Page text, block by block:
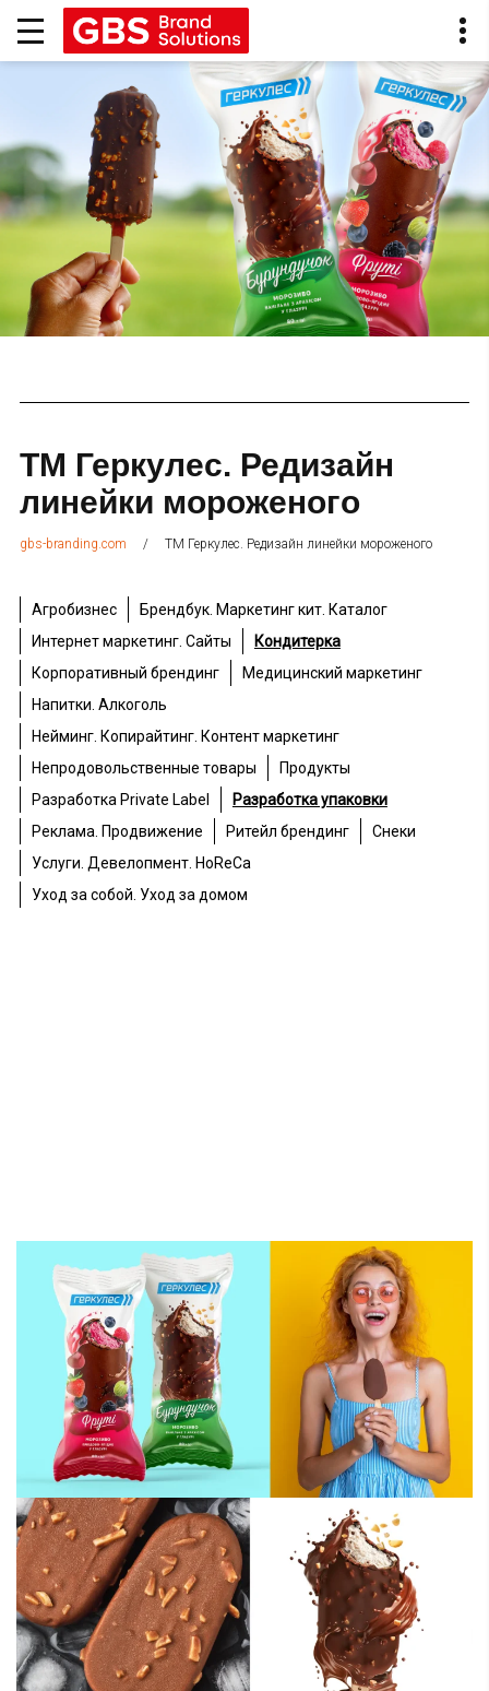
ТМ Геркулес. Редизайн
линейки мороженого
gbs-branding.com / ТМ Геркулес. Редизайн линейки мороженого
Агробизнес
Брендбук. Маркетинг кит. Каталог
Интернет маркетинг. Сайты
Кондитерка
Корпоративный брендинг
Медицинский маркетинг
Напитки. Алкоголь
Нейминг. Копирайтинг. Контент маркетинг
Непродовольственные товары
Продукты
Разработка Private Label
Разработка упаковки
Реклама. Продвижение
Ритейл брендинг
Снеки
Услуги. Девелопмент. HoReCa
Уход за собой. Уход за домом